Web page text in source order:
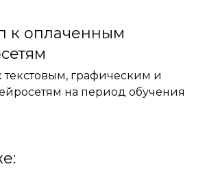
к оплаченным
текстовым, графическим и
на период обучения